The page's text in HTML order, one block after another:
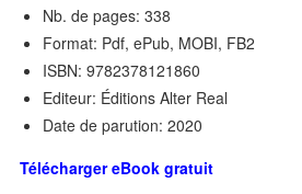
Nb. de pages: 338
Format: Pdf, ePub, MOBI, FB2
ISBN: 9782378121860
Editeur: Éditions Alter Real
Date de parution: 2020
Télécharger eBook gratuit